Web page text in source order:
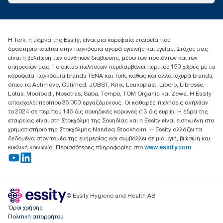
+302102705722
17th klm.National Road Athens-Lamia &2 Kalamatas
14564 N.Kifissia, Athens-Greece
Mob: +306932474930 (για Ελλάδα & Κύπρο)
Η Tork, η μάρκα της Essity, είναι μια κορυφαία εταιρεία που
δραστηριοποιείται στην παγκόσμια αγορά υγιεινής και υγείας. Στόχος μας
είναι η βελτίωση των συνθηκών διαβίωσης, μέσω των προϊόντων και των
υπηρεσιών μας. Το δίκτυο πωλήσεων περιλαμβάνει περίπου 150 χώρες με τα
κορυφαία παγκόσμια brands TENA και Tork, καθώς και άλλα ισχυρά brands,
όπως τα Actimove, Cutimed, JOBST, Knix, Leukoplast, Libero, Libresse,
Lotus, Modibodi, Nosotras, Saba, Tempo, TOM Organic και Zewa. Η Essity
απασχολεί περίπου 36.000 εργαζόμενους. Οι καθαρές πωλήσεις ανήλθαν
το 2024 σε περίπου 146 δις σουηδικές κορώνες (13 δις ευρώ). Η έδρα της
εταιρείας είναι στη Στοκχόλμη της Σουηδίας και η Essity είναι εισηγμένη στο
χρηματιστήριο της Στοκχόλμης Nasdaq Stockholm. Η Essity αλλάζει τα
δεδομένα στον τομέα της ευημερίας και συμβάλλει σε μια υγιή, βιώσιμη και
κυκλική κοινωνία. Περισσότερες πληροφορίες στο www.essity.com
© Essity Hygiene and Health AB
Όροι χρήσης
Πολιτική απορρήτου